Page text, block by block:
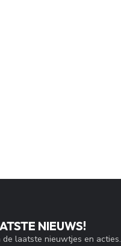
NIEUWS!
laatste nieuwtjes en acties.